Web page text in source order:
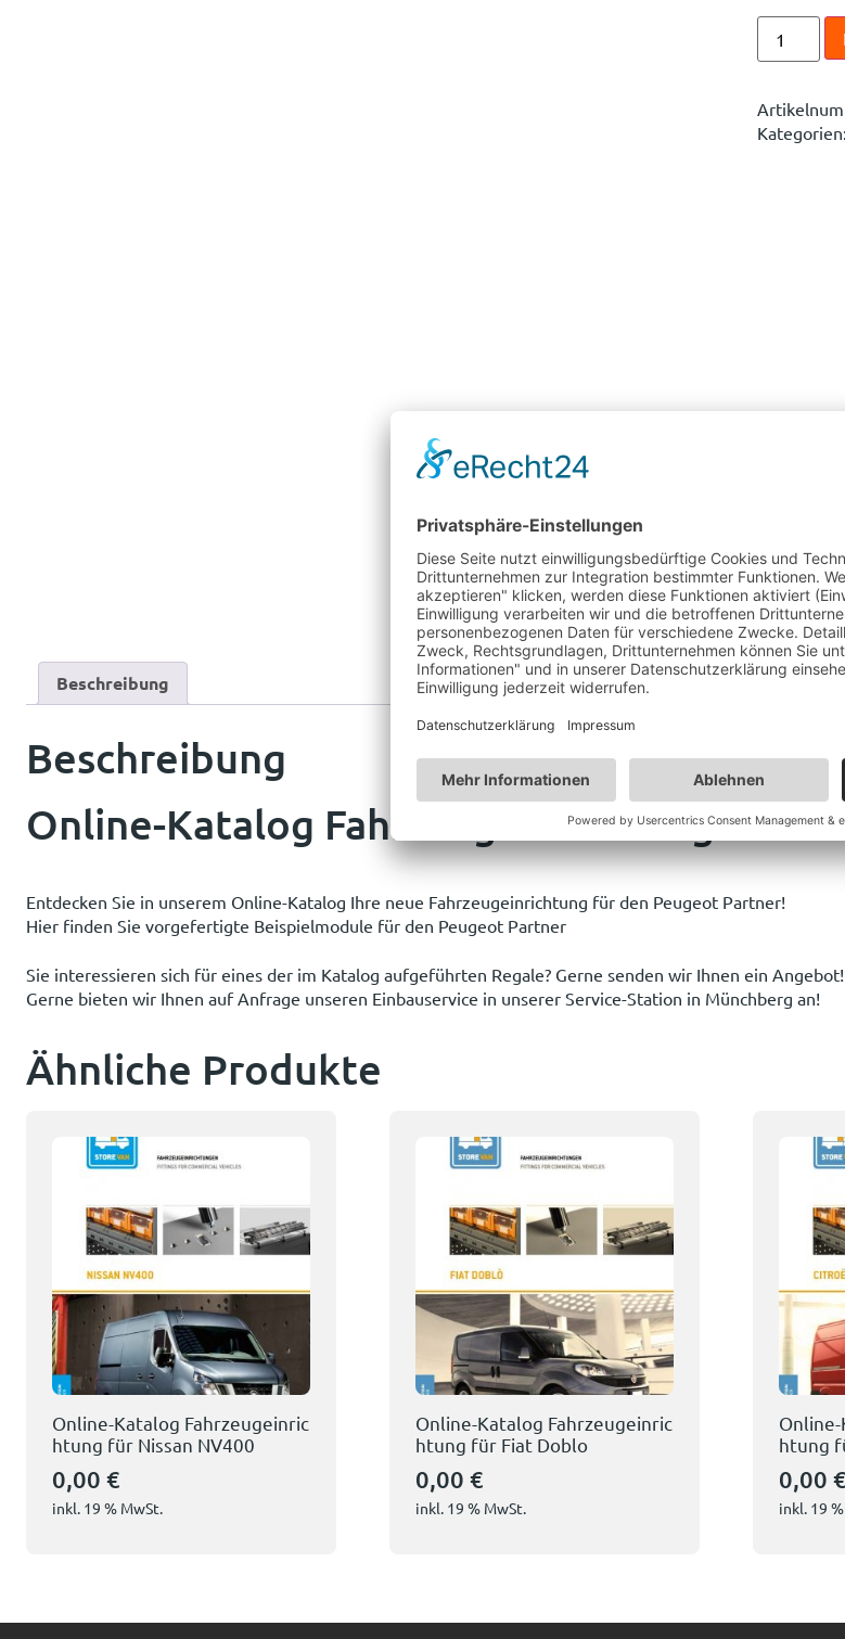
Kategorien:
Beschreibung
Beschreibung
Online-Katalog Fahrzeugeinrichtung für
Entdecken Sie in unserem Online-Katalog Ihre neue Fahrzeugeinrichtung für den Peugeot Partner!
Hier finden Sie vorgefertigte Beispielmodule für den Peugeot Partner
Sie interessieren sich für eines der im Katalog aufgeführten Regale? Gerne senden wir Ihnen ein
Gerne bieten wir Ihnen auf Anfrage unseren Einbauservice in unserer Service-Station in Münchberg an!
Ähnliche Produkte
Online-Katalog Fahrzeugeinric
htung für Nissan NV400
0,00 €
inkl. 19 % MwSt.
Online-Katalog Fahrzeugeinric
htung für Fiat Doblo
0,00 €
inkl. 19 % MwSt.
htung
0,00 €
inkl. 19